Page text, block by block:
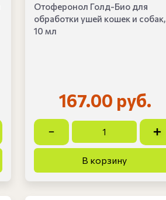
Отоферонол Голд-Био для
обработки ушей кошек и собак,
10 мл
167.00 руб.